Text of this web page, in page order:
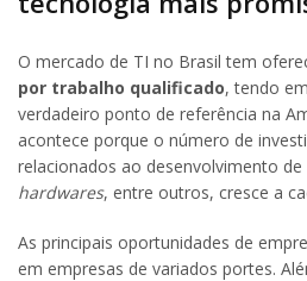
O mercado de TI no Brasil tem
por trabalho qualificado, tendo
verdadeiro ponto de referência na
acontece porque o número de
relacionados ao desenvolvimento de
hardwares, entre outros, cresce a
As principais oportunidades de
em empresas de variados portes.